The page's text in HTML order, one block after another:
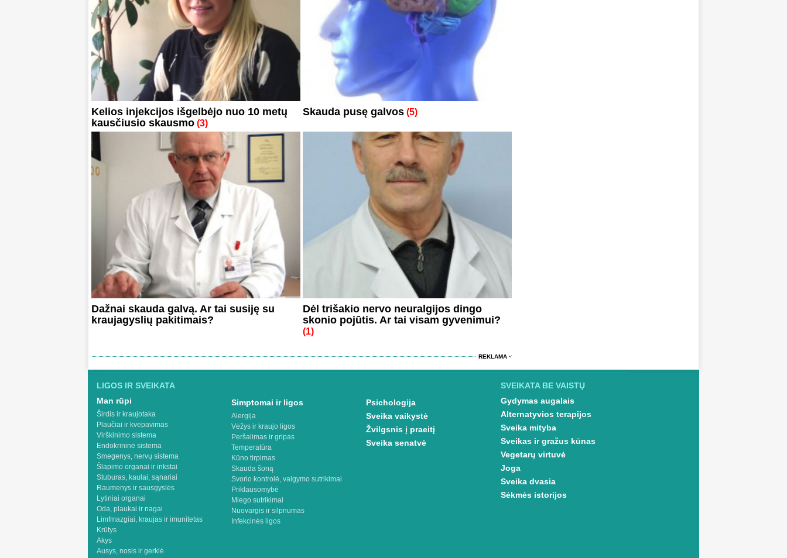
Kelios injekcijos išgelbėjo nuo 10 metų
kausčiusio skausmo (3)
Skauda pusę galvos (5)
Dažnai skauda galvą. Ar tai susiję su
kraujagyslių pakitimais?
Dėl trišakio nervo neuralgijos dingo
skonio pojūtis. Ar tai visam gyvenimui?
(1)
REKLAMA
LIGOS IR SVEIKATA
Man rūpi
Širdis ir kraujotaka
Plaučiai ir kvėpavimas
Virškinimo sistema
Endokrininė sistema
Smegenys, nervų sistema
Šlapimo organai ir inkstai
Stuburas, kaulai, sąnariai
Raumenys ir sausgyslės
Lytiniai organai
Oda, plaukai ir nagai
Limfmazgiai, kraujas ir imunitetas
Krūtys
Akys
Ausys, nosis ir gerklė
Simptomai ir ligos
Alergija
Vėžys ir kraujo ligos
Peršalimas ir gripas
Temperatūra
Kūno tirpimas
Skauda šoną
Svorio kontrolė, valgymo sutrikimai
Priklausomybė
Miego sutrikimai
Nuovargis ir silpnumas
Infekcinės ligos
Psichologija
Sveika vaikystė
Žvilgsnis į praeitį
Sveika senatvė
SVEIKATA BE VAISTŲ
Gydymas augalais
Alternatyvios terapijos
Sveika mityba
Sveikas ir gražus kūnas
Vegetarų virtuvė
Joga
Sveika dvasia
Sėkmės istorijos